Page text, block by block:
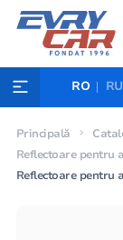
RO RU
Principală
Reflectoare pentru
Reflectoare pentru